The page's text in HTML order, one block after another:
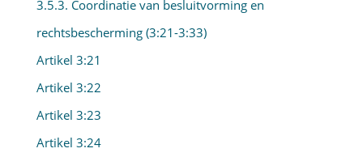
3.5.3. Coordinatie van besluitvorming en
rechtsbescherming (3:21-3:33)
Artikel 3:21
Artikel 3:22
Artikel 3:23
Artikel 3:24